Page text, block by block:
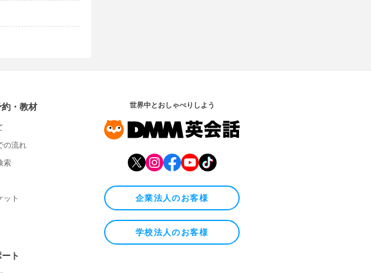
・教材
の流れ
索
ット
ト
世界中とおしゃべりしよう
企業法人のお客様
学校法人のお客様